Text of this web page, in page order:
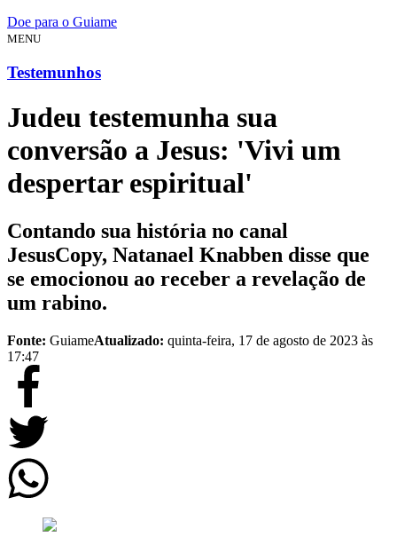
Doe para o Guiame
MENU
Testemunhos
Judeu testemunha sua
conversão a Jesus: 'Vivi um
despertar espiritual'
Contando sua história no canal
JesusCopy, Natanael Knabben disse que
se emocionou ao receber a revelação de
um rabino.
Fonte: GuiameAtualizado: quinta-feira, 17 de agosto de 2023 às
17:47